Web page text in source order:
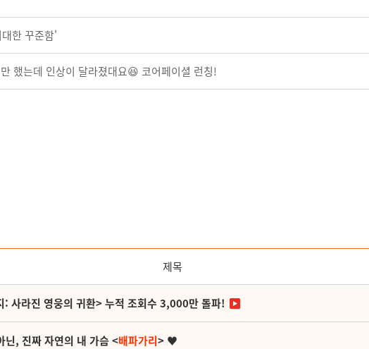
한 꾸준함'
했는데 인상이 달라졌대요😆 코어페이셜 런칭!
제목
사라진 영웅의 귀환> 누적 조회수 3,000만 돌파!
, 진짜 자연의 내 가슴 <배파가리> ♥